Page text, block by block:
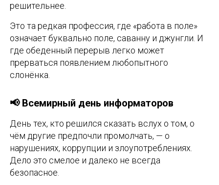
решительнее.
Это та редкая профессия, где «работа в поле»
означает буквально поле, саванну и джунгли. И
где обеденный перерыв легко может
прерваться появлением любопытного
слонёнка.
📢 Всемирный день информаторов
День тех, кто решился сказать вслух о том, о
чём другие предпочли промолчать, — о
нарушениях, коррупции и злоупотреблениях.
Дело это смелое и далеко не всегда
безопасное.